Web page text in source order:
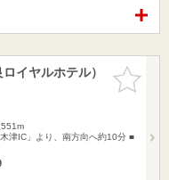
お気に入
りに追加
イヤルホテル）
津IC」より、南方向へ約10分 ■